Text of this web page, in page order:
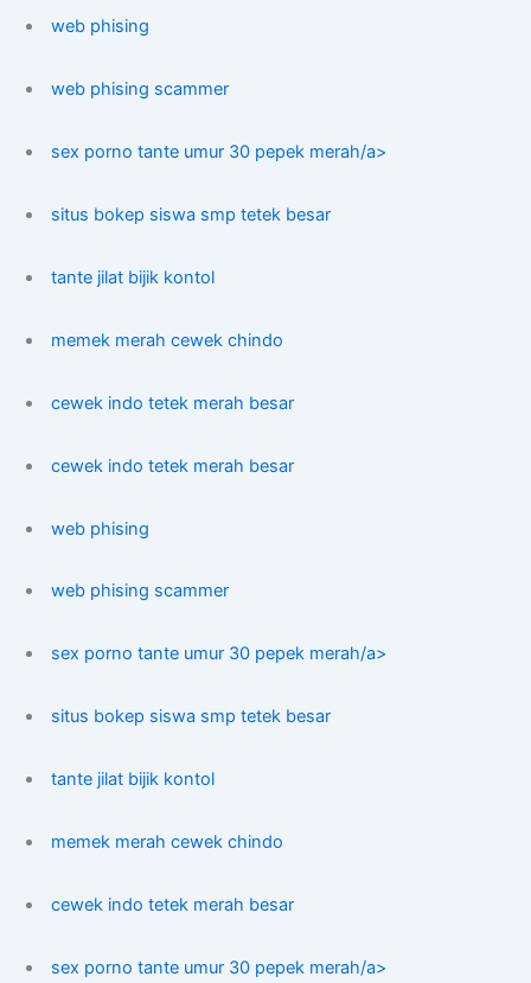
web phising
web phising scammer
sex porno tante umur 30 pepek merah/a>
situs bokep siswa smp tetek besar
tante jilat bijik kontol
memek merah cewek chindo
cewek indo tetek merah besar
cewek indo tetek merah besar
web phising
web phising scammer
sex porno tante umur 30 pepek merah/a>
situs bokep siswa smp tetek besar
tante jilat bijik kontol
memek merah cewek chindo
cewek indo tetek merah besar
sex porno tante umur 30 pepek merah/a>